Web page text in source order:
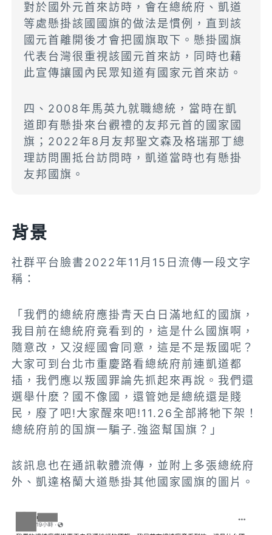
對於國外元首來訪時，會在總統府、凱道
等處懸掛該國國旗的做法是慣例，直到該
國元首離開後才會把國旗取下。懸掛國旗
代表台灣很重視該國元首來訪，同時也藉
此宣傳讓國內民眾知道有國家元首來訪。
四、2008年馬英九就職總統，當時在凱
道即有懸掛來台觀禮的友邦元首的國家國
旗；2022年8月友邦聖文森及格瑞那丁總
理訪問團抵台訪問時，凱道當時也有懸掛
友邦國旗。
背景
社群平台臉書2022年11月15日流傳一段文字
稱：
「 我們的總統府應掛青天白日滿地紅的國旗，
我目前在總統府竟看到的，這是什么國旗啊，
隨意改，又沒經國會同意，這是不是叛國呢？
大家可到台北市重慶路看總統府前連凱道都
插，我們應以叛國罪論先抓起來再說。我們還
選舉什麽？國不像國，還管她是總統還是賤
民，廢了吧!大家醒來吧!11.26全部將牠下架！
總統府前的国旗一騙子.強盜幫国旗？ 」
該訊息也在通訊軟體流傳，並附上多張總統府
外、凱達格蘭大道懸掛其他國家國旗的圖片。